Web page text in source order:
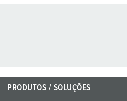
PRODUTOS / SOLUÇÕES